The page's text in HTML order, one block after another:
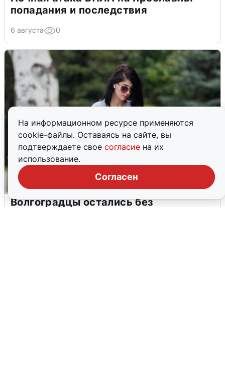
На информационном ресурсе применяются
cookie-файлы. Оставаясь на сайте, вы
подтверждаете свое согласие на их
использование.
Согласен
попадания и последствия
6 августа 0
Волгоградцы остались без